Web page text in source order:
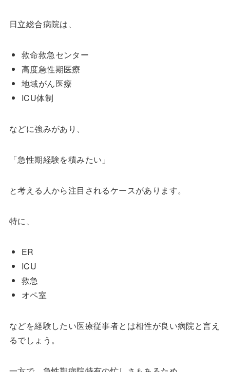
日立総合病院は、
救命救急センター
高度急性期医療
地域がん医療
ICU体制
などに強みがあり、
「急性期経験を積みたい」
と考える人から注目されるケースがあります。
特に、
ER
ICU
救急
オペ室
などを経験したい医療従事者とは相性が良い病院と言え
るでしょう。